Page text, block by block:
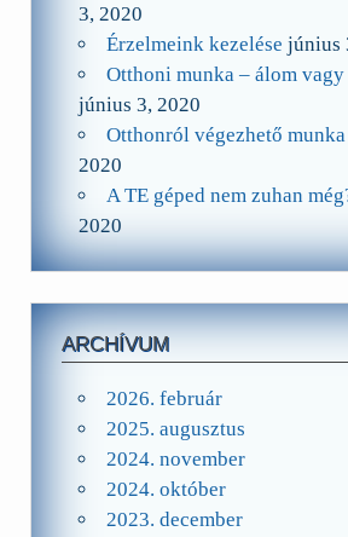
3, 2020
Érzelmeink kezelése június
Otthoni munka – álom vagy
június 3, 2020
Otthonról végezhető munka
2020
A TE géped nem zuhan
2020
ARCHÍVUM
2026. február
2025. augusztus
2024. november
2024. október
2023. december